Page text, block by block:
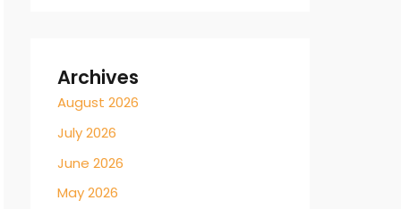
Archives
August 2026
July 2026
June 2026
May 2026